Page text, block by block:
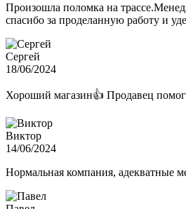
Произошла поломка на
спасибо за проделанную работу и
Сергей
18/06/2024
Хороший магазин👍 Продавец
Виктор
14/06/2024
Нормальная компания, адекватные